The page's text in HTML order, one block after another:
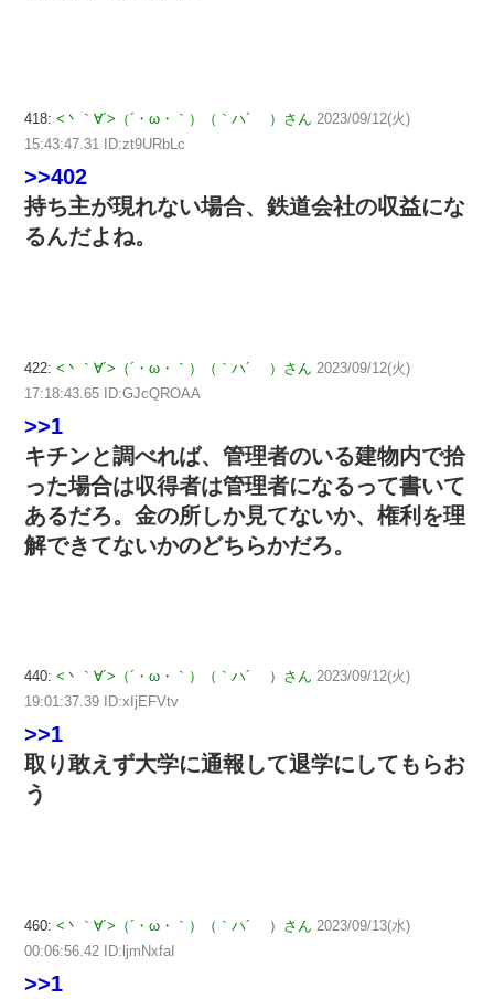
418: <丶｀∀´>（´・ω・｀）（｀ハ´ ）さん 2023/09/12(火)
15:43:47.31 ID:zt9URbLc
>>402
持ち主が現れない場合、鉄道会社の収益にな
るんだよね。
422: <丶｀∀´>（´・ω・｀）（｀ハ´ ）さん 2023/09/12(火)
17:18:43.65 ID:GJcQROAA
>>1
キチンと調べれば、管理者のいる建物内で拾
った場合は収得者は管理者になるって書いて
あるだろ。金の所しか見てないか、権利を理
解できてないかのどちらかだろ。
440: <丶｀∀´>（´・ω・｀）（｀ハ´ ）さん 2023/09/12(火)
19:01:37.39 ID:xIjEFVtv
>>1
取り敢えず大学に通報して退学にしてもらお
う
460: <丶｀∀´>（´・ω・｀）（｀ハ´ ）さん 2023/09/13(水)
00:06:56.42 ID:ljmNxfaI
>>1